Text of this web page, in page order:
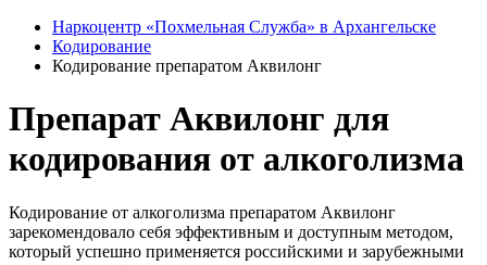
Наркоцентр «Похмельная Служба» в Архангельске
Кодирование
Кодирование препаратом Аквилонг
Препарат Аквилонг для
кодирования от алкоголизма
Кодирование от алкоголизма препаратом Аквилонг
зарекомендовало себя эффективным и доступным методом,
который успешно применяется российскими и зарубежными